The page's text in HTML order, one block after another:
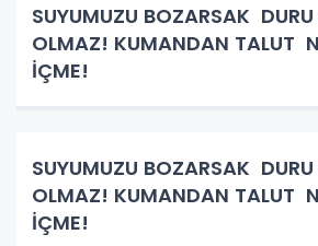
SUYUMUZU BOZARSAK
OLMAZ! KUMANDAN TALUT NEHİRDEN
İÇME!
SUYUMUZU BOZARSAK
OLMAZ! KUMANDAN TALUT NEHİRDEN
İÇME!